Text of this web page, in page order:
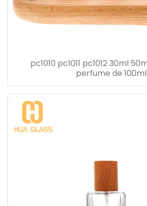
pc1010 pc1011 pc1012 30ml
perfume de 100ml